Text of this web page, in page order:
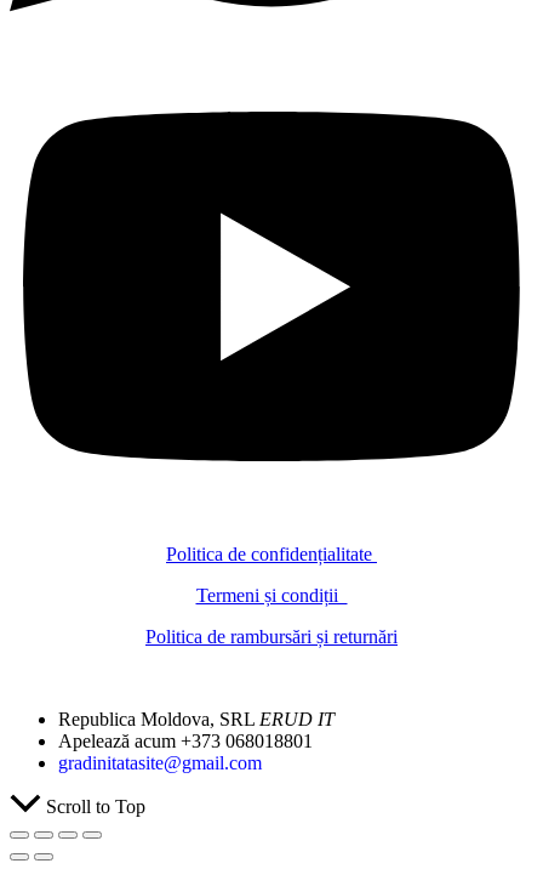
Politica de confidențialitate
Termeni și condiții
Politica de rambursări și returnări
Republica Moldova, SRL ERUD IT
Apelează acum +373 068018801
gradinitatasite@gmail.com
Scroll to Top